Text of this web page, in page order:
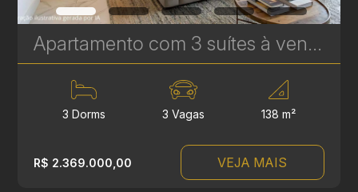
Apartamento com 3 suítes à venda no Vitra Água Verde - 138 m² - 3 Vagas - Alto Padrão | Ref. 1706
3 Dorms 3 Vagas 138 m²
R$ 2.369.000,00 VEJA MAIS